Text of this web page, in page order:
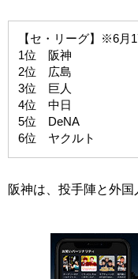
【セ・リーグ】※6月
1位 阪神
2位 広島
3位 巨人
4位 中日
5位 DeNA
6位 ヤクルト
阪神は、投手陣と外国